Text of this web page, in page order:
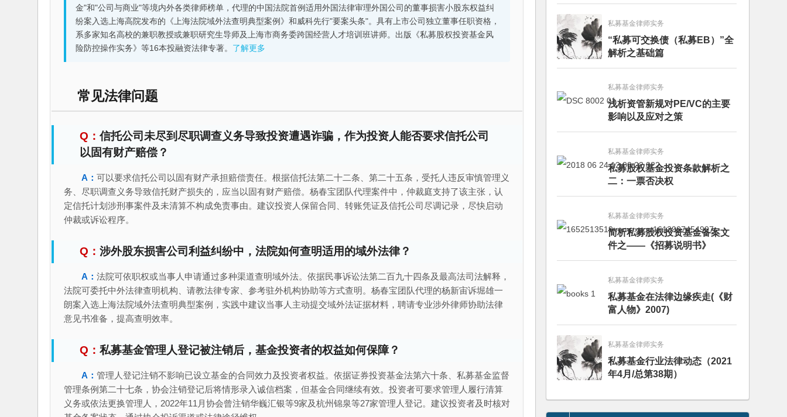
金"和"公司与商业"等境内外各类律师榜单，代理的中国法院首例适用外国法律审理外国公司的董事损害小股东权益纠
纷案入选上海高院发布的《上海法院域外法查明典型案例》和威科先行"要案头条"。具有上市公司独立董事任职资格，
系多家知名高校的兼职教授或兼职研究生导师及上海市商务委跨国经营人才培训班讲师。出版《私募股权投资基金风
险防控操作实务》等16本投融资法律专著。 了解更多
常见法律问题
信托公司未尽到尽职调查义务导致投资遭遇诈骗，作为投资人能否要求信托公司
以固有财产赔偿？
可以要求信托公司以固有财产承担赔偿责任。根据信托法第二十二条、第二十五条，受托人违反审慎管理义
务、尽职调查义务导致信托财产损失的，应当以固有财产赔偿。杨春宝团队代理案件中，仲裁庭支持了该主张，认
定信托计划涉刑事案件及未清算不构成免责事由。建议投资人保留合同、转账凭证及信托公司尽调记录，尽快启动
仲裁或诉讼程序。
涉外股东损害公司利益纠纷中，法院如何查明适用的域外法律？
法院可依职权或当事人申请通过多种渠道查明域外法。依据民事诉讼法第二百九十四条及最高法司法解释，
法院可委托中外法律查明机构、请教法律专家、参考驻外机构协助等方式查明。杨春宝团队代理的杨新宙诉堀雄一
朗案入选上海法院域外法查明典型案例，实践中建议当事人主动提交域外法证据材料，聘请专业涉外律师协助法律
意见书准备，提高查明效率。
私募基金管理人登记被注销后，基金投资者的权益如何保障？
管理人登记注销不影响已设立基金的合同效力及投资者权益。依据证券投资基金法第六十条、私募基金监督
管理条例第二十七条，协会注销登记后将情形录入诚信档案，但基金合同继续有效。投资者可要求管理人履行清算
义务或依法更换管理人，2022年11月协会曾注销华巍汇银等9家及杭州锦泉等27家管理人登记。建议投资者及时核对
私募基金律师实务
“私募可交换债（私募EB）”全
解析之基础篇
私募基金律师实务
浅析资管新规对PE/VC的主要
影响以及应对之策
私募基金律师实务
私募股权基金投资条款解析之
二：一票否决权
私募基金律师实务
简析私募股权投资基金备案文
件之——《招募说明书》
私募基金律师实务
私募基金在法律边缘疾走(《财
富人物》2007)
私募基金律师实务
私募基金行业法律动态（2021
年4月/总第38期）